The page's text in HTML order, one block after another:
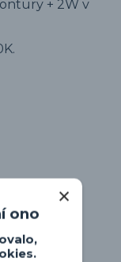
+ 2W v
ono